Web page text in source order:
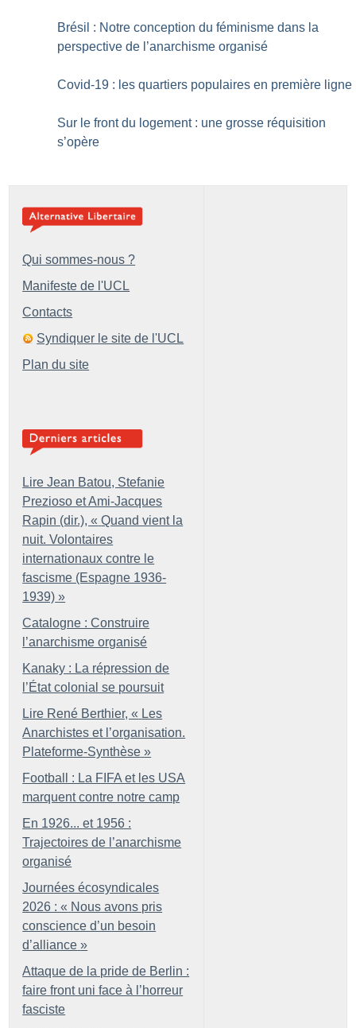
Brésil : Notre conception du féminisme dans la
perspective de l’anarchisme organisé
Covid-19 : les quartiers populaires en première ligne
Sur le front du logement : une grosse réquisition
s’opère
Qui sommes-nous ?
Manifeste de l'UCL
Contacts
Syndiquer le site de l'UCL
Plan du site
Lire Jean Batou, Stefanie
Prezioso et Ami-Jacques
Rapin (dir.), « Quand vient la
nuit. Volontaires
internationaux contre le
fascisme (Espagne 1936-
1939) »
Catalogne : Construire
l’anarchisme organisé
Kanaky : La répression de
l’État colonial se poursuit
Lire René Berthier, « Les
Anarchistes et l’organisation.
Plateforme-Synthèse »
Football : La FIFA et les USA
marquent contre notre camp
En 1926... et 1956 :
Trajectoires de l’anarchisme
organisé
Journées écosyndicales
2026 : « Nous avons pris
conscience d’un besoin
d’alliance »
Attaque de la pride de Berlin :
faire front uni face à l’horreur
fasciste